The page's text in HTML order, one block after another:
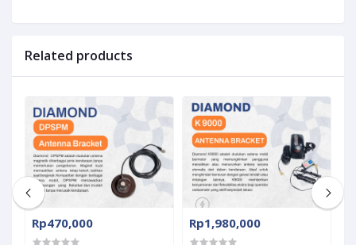
Related products
Rp470,000 Rp1,980,000